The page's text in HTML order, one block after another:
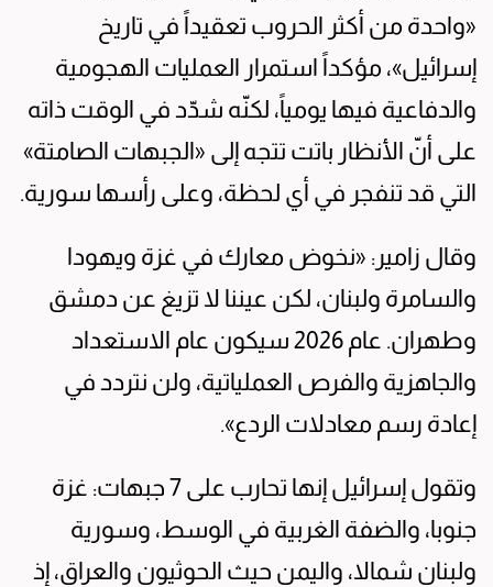
«واحدة من أكثر الحروب تعقيداً في تاريخ
إسرائيل»، مؤكداً استمرار العمليات الهجومية
والدفاعية فيها يومياً، لكنّه شدّد في الوقت ذاته
على أنّ الأنظار باتت تتجه إلى «الجبهات الصامتة»
التي قد تنفجر في أي لحظة، وعلى رأسها سورية.
وقال زامير: «نخوض معارك في غزة ويهودا
والسامرة ولبنان، لكن عيننا لا تزيغ عن دمشق
وطهران. عام 2026 سيكون عام الاستعداد
والجاهزية والفرص العملياتية، ولن نتردد في
إعادة رسم معادلات الردع».
وتقول إسرائيل إنها تحارب على 7 جبهات: غزة
جنوبا، والضفة الغربية في الوسط، وسورية
ولبنان شمالا، واليمن حيث الحوثيون والعراق، إذ